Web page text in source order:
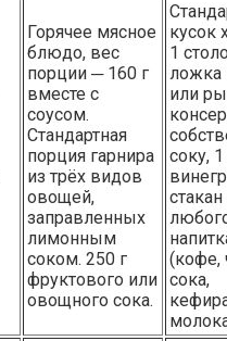
Горячее мясное
блюдо, вес
порции ─ 160 г
вместе с
соусом.
Стандартная
порция гарнира
из трёх видов
овощей,
заправленных
лимонным
соком. 250 г
фруктового или
овощного сока.
кусок
1
ложка
или
соку,
стакан
(кофе,
сока,